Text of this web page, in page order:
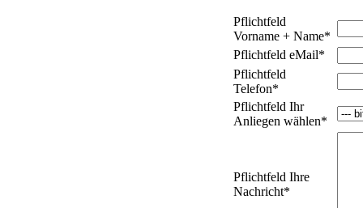
Pflichtfeld
Vorname + Name*
Pflichtfeld eMail*
Pflichtfeld
Telefon*
Pflichtfeld Ihr
Anliegen wählen*
Pflichtfeld Ihre
Nachricht*